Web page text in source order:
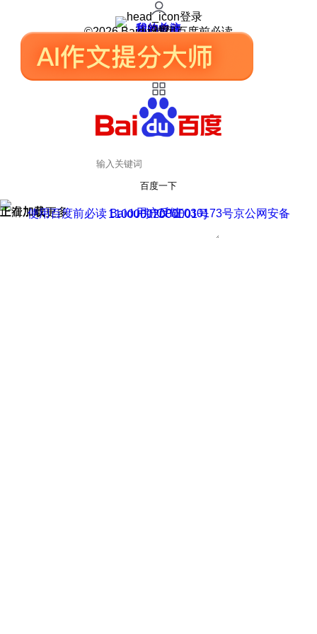
登录
我的关注
我的收藏
皮肤中心
用户反馈
设置
©2026 Baidu 使用百度前必读
百度一下
正在加载
上滑加载更多 用户反馈
使用百度前必读 Baidu 京ICP证030173号
京公网安备11000002000001号